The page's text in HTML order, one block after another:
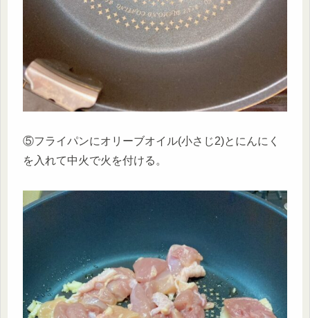
⑤フライパンにオリーブオイル(小さじ2)とにんにく
を入れて中火で火を付ける。